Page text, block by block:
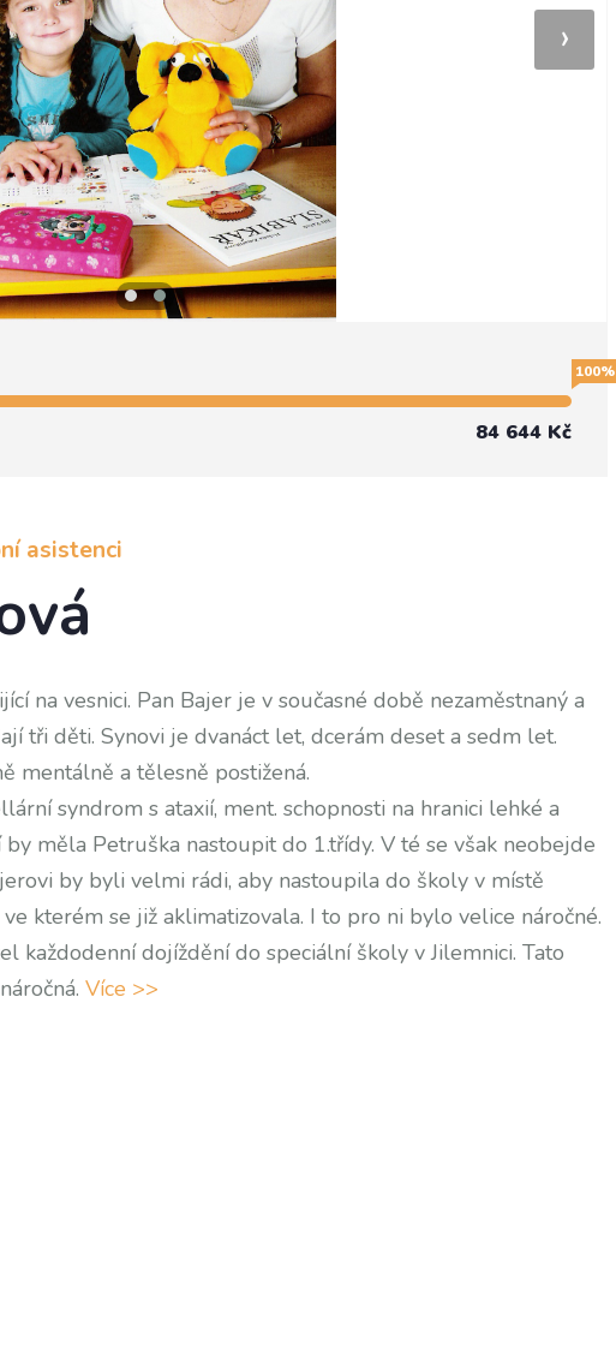
›
100%
84 644 Kč
asistenci
na vesnici. Pan Bajer je v současné době nezaměstnaný a
tři děti. Synovi je dvanáct let, dcerám deset a sedm let.
mentálně a tělesně postižená.
syndrom s ataxií, ment. schopnosti na hranici lehké a
měla Petruška nastoupit do 1.třídy. V té se však neobejde
by byli velmi rádi, aby nastoupila do školy v místě
kterém se již aklimatizovala. I to pro ni bylo velice náročné.
každodenní dojíždění do speciální školy v Jilemnici. Tato
Více >>